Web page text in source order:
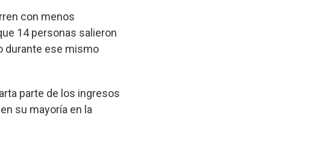
con menos
14 personas salieron
durante ese mismo
parte de los ingresos
su mayoría en la